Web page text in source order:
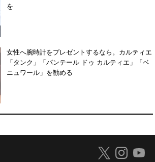
を
女性へ腕時計をプレゼントするなら。カルティエ
「タンク」「パンテール ドゥ カルティエ」「ベ
ニュワール」を勧める